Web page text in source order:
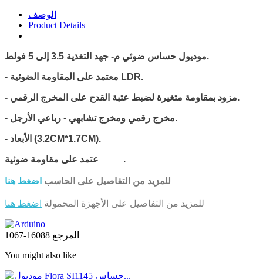
الوصف
Product Details
موديول حساس ضوئي م- جهد التغذية 3.5 إلى 5 فولط.
- معتمد على المقاومة الضوئية LDR.
- مزود بمقاومة متغيرة لضبط عتبة القدح على المخرج الرقمي.
- مخرج رقمي ومخرج تشابهي - رباعي الأرجل.
- الأبعاد ( 3.2CM*1.7CM).
.
للمزيد من التفاصيل على الحاسب اضغط هنا
للمزيد من التفاصيل على الأجهزة المحمولة اضغط هنا
المرجع 16088-1067
You might also like